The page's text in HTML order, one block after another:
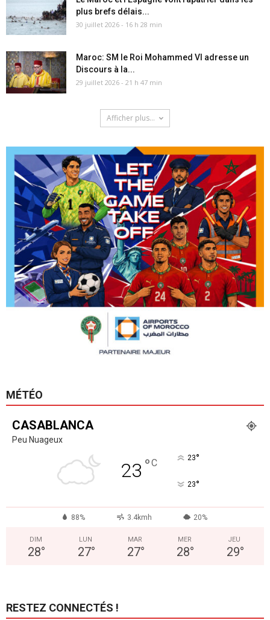
plus brefs délais...
30 juillet 2026 - 16 h 28 min
Maroc: SM le Roi Mohammed VI adresse un
Discours à la...
29 juillet 2026 - 21 h 47 min
Afficher plus...
MÉTÉO
CASABLANCA
Peu Nuageux
23 °C 23°
23°
88% 3.4kmh 20%
DIM
28°
LUN
27°
MAR
27°
MER
28°
JEU
29°
RESTEZ CONNECTÉS !